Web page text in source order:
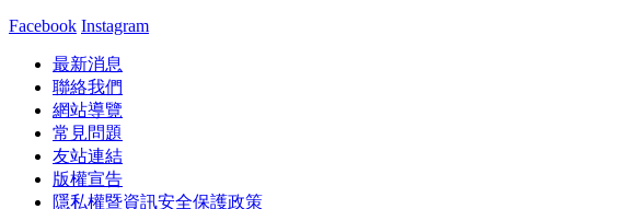
Facebook Instagram
最新消息
聯絡我們
網站導覽
常見問題
友站連結
版權宣告
隱私權暨資訊安全保護政策